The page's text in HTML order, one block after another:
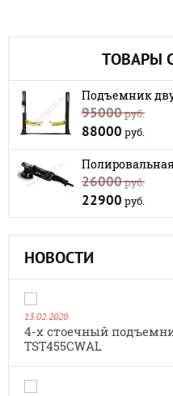
ТОВАРЫ
Подъемник
95000руб.
88000 руб.
26000руб.
22900 руб.
НОВОСТИ
13.02.2020
4-х стоечный
TST455CWAL